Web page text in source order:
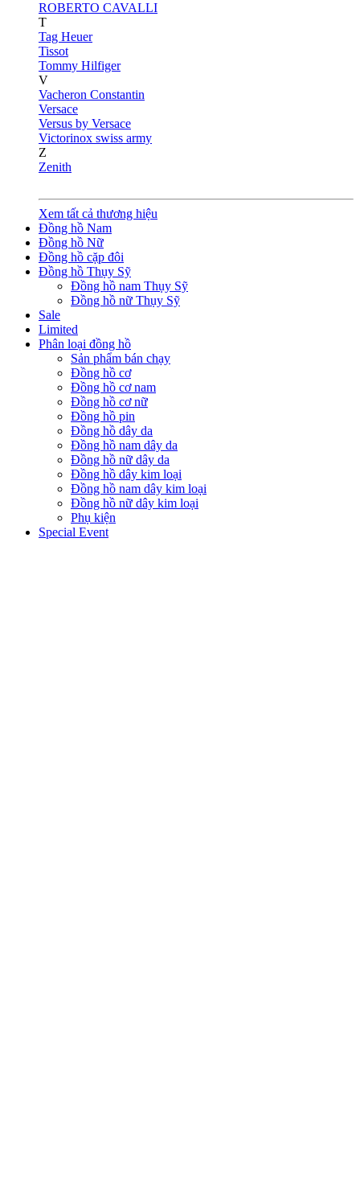
ROBERTO CAVALLI
T
Tag Heuer
Tissot
Tommy Hilfiger
V
Vacheron Constantin
Versace
Versus by Versace
Victorinox swiss army
Z
Zenith
Xem tất cả thương hiệu
Đồng hồ Nam
Đồng hồ Nữ
Đồng hồ cặp đôi
Đồng hồ Thụy Sỹ
Đồng hồ nam Thụy Sỹ
Đồng hồ nữ Thụy Sỹ
Sale
Limited
Phân loại đồng hồ
Sản phẩm bán chạy
Đồng hồ cơ
Đồng hồ cơ nam
Đồng hồ cơ nữ
Đồng hồ pin
Đồng hồ dây da
Đồng hồ nam dây da
Đồng hồ nữ dây da
Đồng hồ dây kim loại
Đồng hồ nam dây kim loại
Đồng hồ nữ dây kim loại
Phụ kiện
Special Event